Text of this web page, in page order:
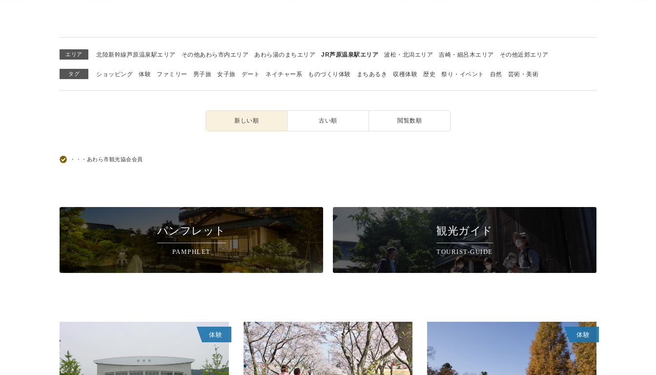
エリア 北陸新幹線芦原温泉駅エリア その他あわら市内エリア あわら湯のまちエリア JR芦原温泉駅エリア 波松・北潟エリア 吉崎・細呂木エリア その他近郊エリア
タグ ショッピング 体験 ファミリー 男子旅 女子旅 デート ネイチャー系 ものづくり体験 まちあるき 収穫体験 歴史 祭り・イベント 自然 芸術・美術
新しい順 古い順 閲覧数順
・・・あわら市観光協会会員
パンフレット
PAMPHLET
観光ガイド
TOURIST-GUIDE
体験 体験